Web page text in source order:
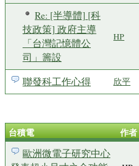
Re: [半導體] [科
技政策] 政府主導
「台灣記憶體公
司」籌設
HP
聯發科工作心得 欣平
台積電 作者
歐洲微電子研究中心